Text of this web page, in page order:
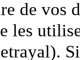
de vos
les